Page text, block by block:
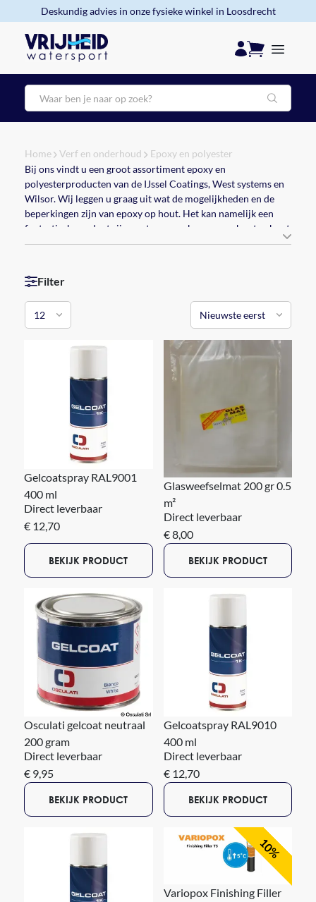
Deskundig advies in onze fysieke winkel in Loosdrecht
Zoeken
Home Verf en onderhoud
Epoxy en polyester
Bij ons vindt u een groot assortiment epoxy en
polyesterproducten van de IJssel Coatings, West systems en
Wilsor. Wij leggen u graag uit wat de mogelijkheden en de
beperkingen zijn van epoxy op hout. Het kan namelijk een
fantastisch product zijn om te verwerken op een houten boot
maar je kunt epoxy niet in combinatie met elke houtsoort
mogelijkheden zijn.
Filter
Gelcoatspray RAL9001
400 ml
Direct leverbaar
€ 12,70
BEKIJK PRODUCT
Glasweefselmat 200 gr 0.5
m²
Direct leverbaar
€ 8,00
BEKIJK PRODUCT
Osculati gelcoat neutraal
200 gram
Direct leverbaar
€ 9,95
BEKIJK PRODUCT
Gelcoatspray RAL9010
400 ml
Direct leverbaar
€ 12,70
BEKIJK PRODUCT
10%
Variopox Finishing Filler